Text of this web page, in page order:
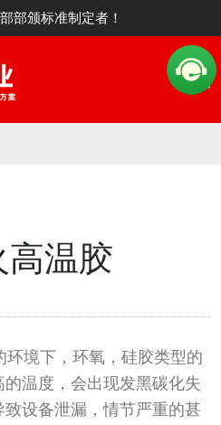
部颁标准制定者！
温胶
境下，环氧，硅胶类型的
温度，会出现发黑碳化失
设备泄漏，情节严重的甚